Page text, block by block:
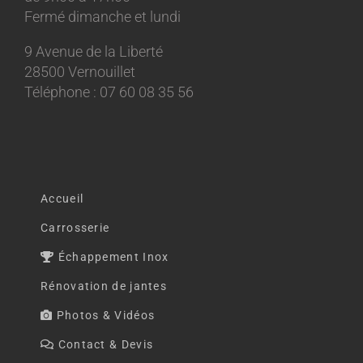
Fermé dimanche et lundi
9 Avenue de la Liberté
28500 Vernouillet
Téléphone : 07 60 08 35 56
Accueil
Carrosserie
Échappement Inox
Rénovation de jantes
Photos & Vidéos
Contact & Devis